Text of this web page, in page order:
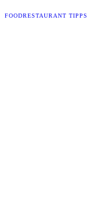
FOODRESTAURANT TIPPS